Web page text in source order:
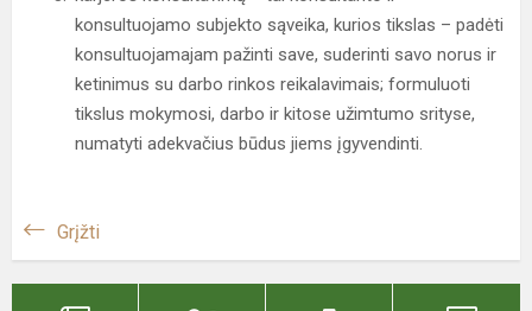
konsultuojamo subjekto sąveika, kurios tikslas – padėti
konsultuojamajam pažinti save, suderinti savo norus ir
ketinimus su darbo rinkos reikalavimais; formuluoti
tikslus mokymosi, darbo ir kitose užimtumo srityse,
numatyti adekvačius būdus jiems įgyvendinti.
Grįžti